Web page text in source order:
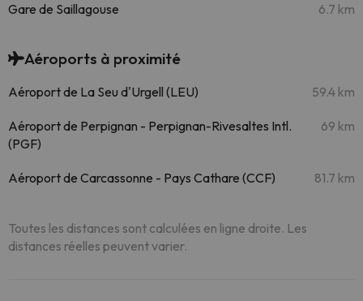
Gare de Saillagouse 6.7 km
Aéroports à proximité
Aéroport de La Seu d'Urgell (LEU) 59.4 km
Aéroport de Perpignan - Perpignan-Rivesaltes Intl.
(PGF)
69 km
Aéroport de Carcassonne - Pays Cathare (CCF) 81.7 km
Toutes les distances sont calculées en ligne droite. Les
distances réelles peuvent varier.